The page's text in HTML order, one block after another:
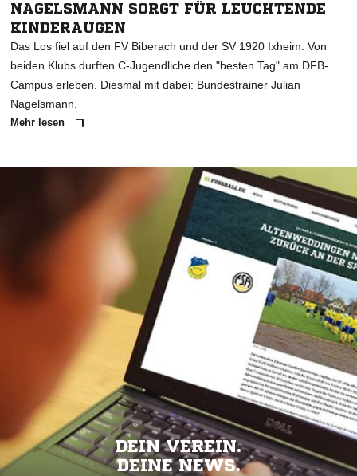
NAGELSMANN SORGT FÜR LEUCHTENDE
KINDERAUGEN
Das Los fiel auf den FV Biberach und der SV 1920 Ixheim: Von
beiden Klubs durften C-Jugendliche den "besten Tag" am DFB-
Campus erleben. Diesmal mit dabei: Bundestrainer Julian
Nagelsmann.
Mehr lesen
DEIN VEREIN.
DEINE NEWS.